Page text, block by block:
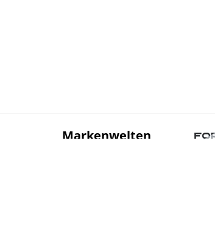
Markenwelten